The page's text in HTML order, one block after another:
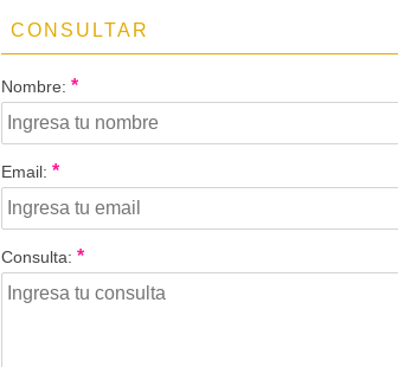
CONSULTAR
Nombre: *
Email: *
Consulta: *